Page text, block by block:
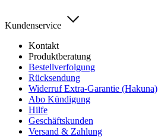
Kundenservice
Kontakt
Produktberatung
Bestellverfolgung
Rücksendung
Widerruf Extra-Garantie (Hakuna)
Abo Kündigung
Hilfe
Geschäftskunden
Versand & Zahlung